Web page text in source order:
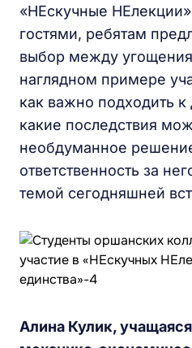
«НЕскучные
гостями, ребятам
выбор между
наглядном примере
как важно подходить к
какие последствия
необдуманное
ответственность за
темой сегодняшней
Алина Кулик,